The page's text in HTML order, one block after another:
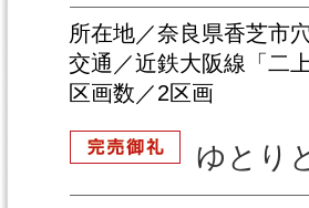
所在地／奈良県香芝市
交通／近鉄大阪線「二
区画数／2区画
ゆとり